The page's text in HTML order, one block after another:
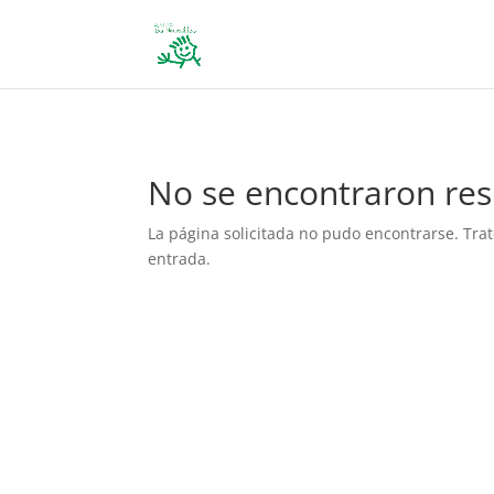
No se encontraron
La página solicitada no pudo encontrarse.
entrada.